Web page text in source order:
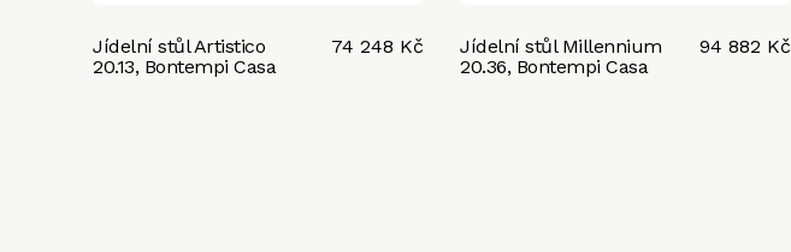
Jídelní stůl Artistico
20.13, Bontempi Casa
74 248 Kč
Jídelní stůl Millennium
20.36, Bontempi Casa
94 882 Kč